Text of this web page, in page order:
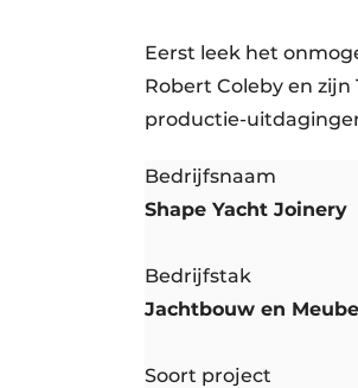
Video’s
Eerst leek het
Robert Coleby en
productie-
Bedrijfsnaam
Shape Yacht Joinery
Bedrijfstak
Jachtbouw en
Soort project